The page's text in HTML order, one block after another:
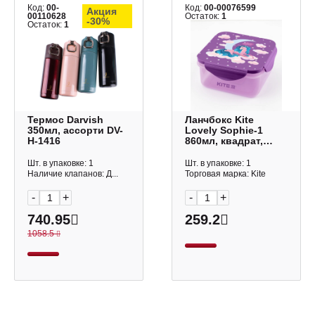
Код: 00-
00110628
Остаток: 1
Акция
-30%
Термос Darvish
350мл, ассорти DV-
H-1416
Шт. в упаковке: 1
Наличие клапанов: Д...
- +
740.95
1058.5
Код:00-00076599
Остаток:1
Ланчбокс Kite
Lovely Sophie-1
860мл, квадрат,
178-1
Шт. в упаковке: 1
Торговая марка: Kite
- +
259.2